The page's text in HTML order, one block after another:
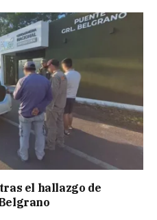
el hallazgo de